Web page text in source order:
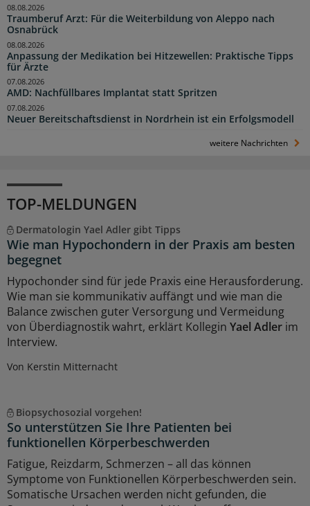
Traumberuf Arzt: Für die Weiterbildung von Aleppo nach
Osnabrück
08.08.2026
Anpassung der Medikation bei Hitzewellen: Praktische Tipps
für Ärzte
08.08.2026
AMD: Nachfüllbares Implantat statt Spritzen
07.08.2026
Neuer Bereitschaftsdienst in Nordrhein ist ein Erfolgsmodell
07.08.2026
weitere Nachrichten
TOP-MELDUNGEN
Dermatologin Yael Adler gibt Tipps
Wie man Hypochondern in der Praxis am besten
begegnet
Hypochonder sind für jede Praxis eine Herausforderung.
Wie man sie kommunikativ auffängt und wie man die
Balance zwischen guter Versorgung und Vermeidung
von Überdiagnostik wahrt, erklärt Kollegin Yael Adler im
Interview.
Von Kerstin Mitternacht
Biopsychosozial vorgehen!
So unterstützen Sie Ihre Patienten bei
funktionellen Körperbeschwerden
Fatigue, Reizdarm, Schmerzen – all das können
Symptome von Funktionellen Körperbeschwerden sein.
Somatische Ursachen werden nicht gefunden, die